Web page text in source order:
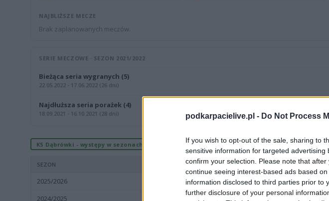
podkarpacielive.pl - Do Not Process
If you wish to opt-out of the sale, sharing to
sensitive information for targeted
confirm your selection. Please note that
continue seeing interest-based ads based
information disclosed to third parties prior to
further disclosure of your personal
NAJBLIŻSZE MECZE
Brak zaplanowanych meczów.
SERIE MECZOWE · SEZON 2021/2022
Bieżąca seria wygranych (5)
22.05.2022 - 17.06.2022 (26 dni)
Najdłuższa seria porażek (4)
18.09.2021 - 16.10.2021 (28 dni)
KS Dąbrówki - występy w sezonach
SEZON LIGA
2025/2026 Rzeszów > Klasa A, gr. II
2024/2025
Rzeszów > Klasa A, gr. II